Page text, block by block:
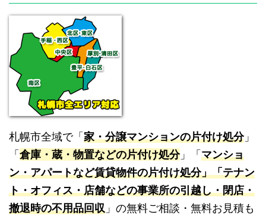
札幌市全域で「 家・分譲マンションの片付け処分」
「 倉庫・蔵・物置などの片付け処分」「 マンショ
ン・アパートなど賃貸物件の片付け処分」「テナン
ト・オフィス・店舗などの事業所の引越し・閉店・
撤退時の不用品回収 」の無料ご相談・無料お見積も